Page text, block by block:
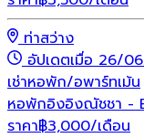
ท่าสว่าง
อัปเดตเมื่อ 26/
เช่าหอพัก/อพาร์ทเม้น
หอพักอิงอิงณัชชา -
ราคา฿3,000/เดือน